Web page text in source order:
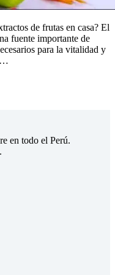
de frutas en casa? El
fuente importante de
para la vitalidad y
en todo el Perú.